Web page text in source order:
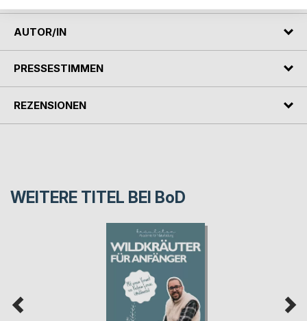
AUTOR/IN
PRESSESTIMMEN
REZENSIONEN
WEITERE TITEL BEI BoD